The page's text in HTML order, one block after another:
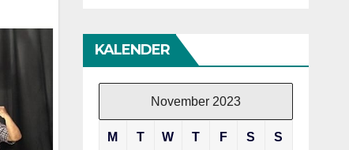
KALENDER
November 2023
M T W T F S S